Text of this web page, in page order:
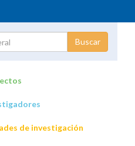
de investigación